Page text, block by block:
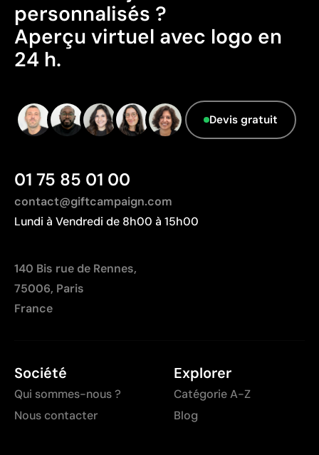
dégradés
Moins indiquée pour les textiles techniques si la
respirabilité est requise
Pays d’origine - Points: 2 / 10
Fabriqué en Chine, avec une distance de
transport plus importante par rapport à l'Europe.
Le fournisseur ne dispose pas de cette
information.
personnalisés ?
Aperçu virtuel avec logo en
24 h.
Devis gratuit
01 75 85 01 00
contact@giftcampaign.com
Lundi à Vendredi de 8h00 à 15h00
140 Bis rue de Rennes,
75006, Paris
France
Société
Qui sommes-nous ?
Nous contacter
Explorer
Catégorie A-Z
Blog